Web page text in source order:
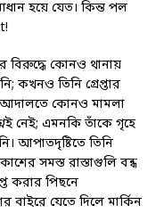
হয়ে যেত। কিন্ত পল
বিরুদ্ধে কোনও থানায়
তিনি গ্রেপ্তার
আদালতে কোনও মামলা
নেই; এমনকি তাঁকে গৃহে
আপাতদৃষ্টিতে তিনি
সমস্ত রাস্তাগুলি বন্ধ
করার পিছনে
বাইরে যেতে দিলে মার্কিন